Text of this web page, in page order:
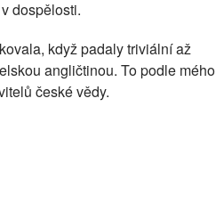
dospělosti.
když padaly triviální až
angličtinou. To podle mého
české vědy.